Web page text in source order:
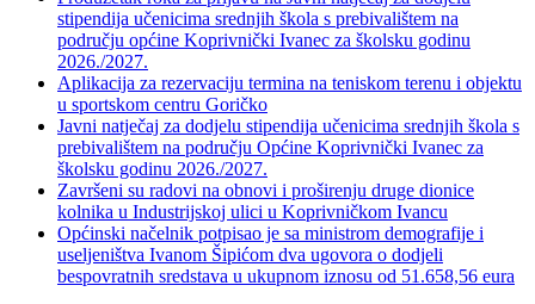
stipendija učenicima srednjih škola s prebivalištem na
području općine Koprivnički Ivanec za školsku godinu
2026./2027.
Aplikacija za rezervaciju termina na teniskom terenu i objektu
u sportskom centru Goričko
Javni natječaj za dodjelu stipendija učenicima srednjih škola s
prebivalištem na području Općine Koprivnički Ivanec za
školsku godinu 2026./2027.
Završeni su radovi na obnovi i proširenju druge dionice
kolnika u Industrijskoj ulici u Koprivničkom Ivancu
Općinski načelnik potpisao je sa ministrom demografije i
useljeništva Ivanom Šipićom dva ugovora o dodjeli
bespovratnih sredstava u ukupnom iznosu od 51.658,56 eura